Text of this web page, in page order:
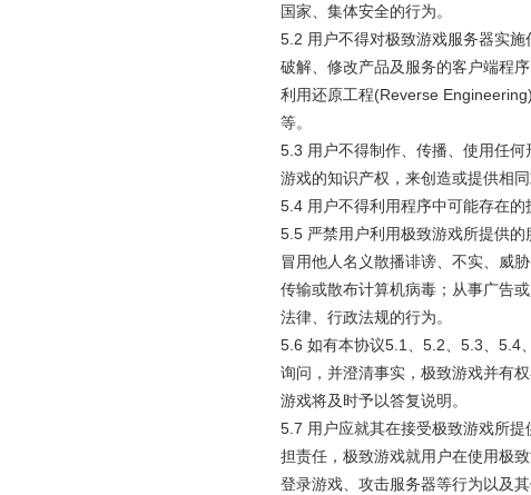
国家、集体安全的行为。
5.2 用户不得对极致游戏服务器实施
破解、修改产品及服务的客户端程
利用还原工程(Reverse
等。
5.3 用户不得制作、传播、使用任
游戏的知识产权，来创造或提供相
5.4 用户不得利用程序中可能存在的
5.5 严禁用户利用极致游戏所提供
冒用他人名义散播诽谤、不实、威
传输或散布计算机病毒；从事广告
法律、行政法规的行为。
5.6 如有本协议5.1、5.2、5.3、5.4
询问，并澄清事实，极致游戏并有
游戏将及时予以答复说明。
5.7 用户应就其在接受极致游戏所
担责任，极致游戏就用户在使用极
登录游戏、攻击服务器等行为以及